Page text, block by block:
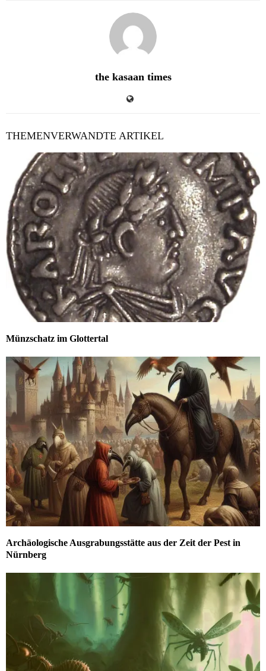
the kasaan times
THEMENVERWANDTE ARTIKEL
Münzschatz im Glottertal
Archäologische Ausgrabungsstätte aus der Zeit der Pest in
Nürnberg